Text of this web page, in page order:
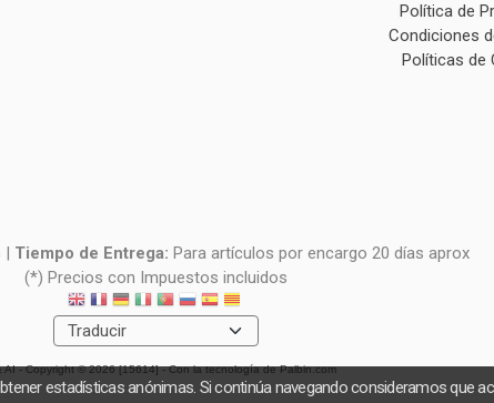
Política de
Condiciones
Políticas de
| Tiempo de Entrega: Para artículos por encargo 20 días aprox
(*) Precios con Impuestos incluidos
AI- Copyright © 2026 [15614] - Con la tecnología de Palbin.com
estadísticas anónimas. Si continúa navegando consideramos que